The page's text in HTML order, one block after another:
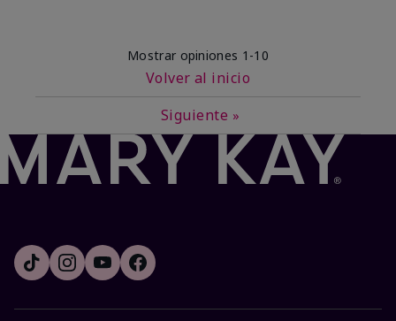
Mostrar opiniones 1-10
Volver al inicio
Siguiente »